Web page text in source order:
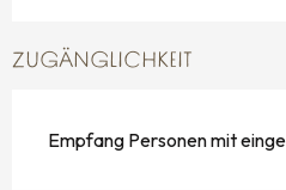
ZUGÄNGLICHKEIT
Empfang Personen mit